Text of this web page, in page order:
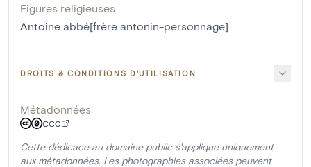
Figures religieuses
Antoine abbé[frère antonin-personnage]
DROITS & CONDITIONS D'UTILISATION
Métadonnées
CC0
Cette dédicace au domaine public s'applique uniquement
aux métadonnées. Les photographies associées peuvent